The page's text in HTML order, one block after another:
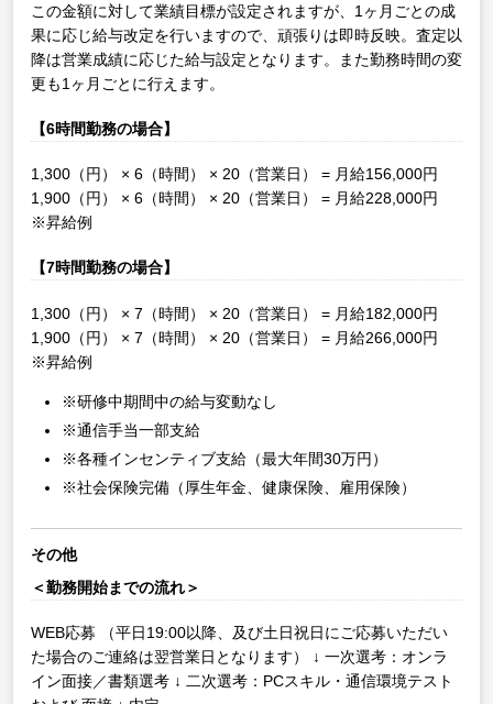
この金額に対して業績目標が設定されますが、1ヶ月ごとの成
果に応じ給与改定を行いますので、頑張りは即時反映。査定以
降は営業成績に応じた給与設定となります。また勤務時間の変
更も1ヶ月ごとに行えます。
【6時間勤務の場合】
1,300（円） × 6（時間） × 20（営業日） = 月給156,000円
1,900（円） × 6（時間） × 20（営業日） = 月給228,000円
※昇給例
【7時間勤務の場合】
1,300（円） × 7（時間） × 20（営業日） = 月給182,000円
1,900（円） × 7（時間） × 20（営業日） = 月給266,000円
※昇給例
※研修中期間中の給与変動なし
※通信手当一部支給
※各種インセンティブ支給（最大年間30万円）
※社会保険完備（厚生年金、健康保険、雇用保険）
その他
＜勤務開始までの流れ＞
WEB応募 （平日19:00以降、及び土日祝日にご応募いただい
た場合のご連絡は翌営業日となります）
↓ 一次選考：オンラ
イン面接／書類選考 ↓ 二次選考：PCスキル・通信環境テスト